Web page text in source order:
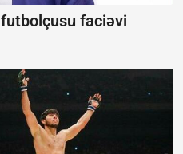
futbolçusu faciəvi